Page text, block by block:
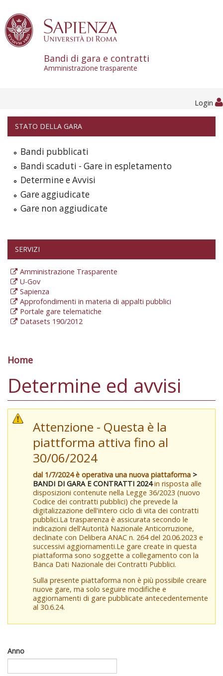
Bandi di gara e contratti
Amministrazione trasparente
Login
STATO DELLA GARA
Bandi pubblicati
Bandi scaduti - Gare in espletamento
Determine e Avvisi
Gare aggiudicate
Gare non aggiudicate
SERVIZI
Amministrazione Trasparente
U-Gov
Sapienza
Approfondimenti in materia di appalti pubblici
Portale gare telematiche
Datasets 190/2012
Tu sei qui
Home
Determine ed avvisi
Attenzione - Questa è la
piattforma attiva fino al
30/06/2024
dal 1/7/2024 è operativa una nuova piattaforma >
BANDI DI GARA E CONTRATTI 2024in risposta alle
disposizioni contenute nella Legge 36/2023 (nuovo
Codice dei contratti pubblici) che prevede la
digitalizzazione dell'intero ciclo di vita dei contratti
pubblici.La trasparenza è assicurata secondo le
indicazioni dell'Autorità Nazionale Anticorruzione,
declinate con Delibera ANAC n. 264 del 20.06.2023 e
successivi aggiornamenti.Le gare create in questa
piattaforma sono soggette a collegamento con la
Banca Dati Nazionale dei Contratti Pubblici.
Sulla presente piattaforma non è più possibile creare
nuove gare, ma solo seguire modifiche e
aggiornamenti di gare pubblicate antecedentemente
al 30.6.24.
Anno